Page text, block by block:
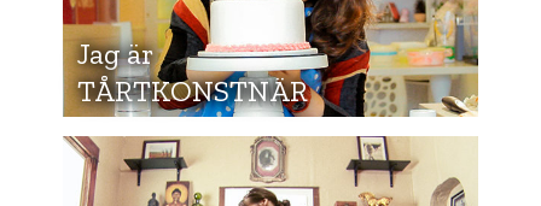
Jag är
TÅRTKONSTNÄR